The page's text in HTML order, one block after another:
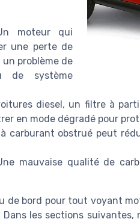
moteur qui
une perte de
problème de
de système
diesel, un filtre à
en mode dégradé pour
carburant obstrué peut
mauvaise qualité de
de bord pour tout voyant
les sections suivantes,